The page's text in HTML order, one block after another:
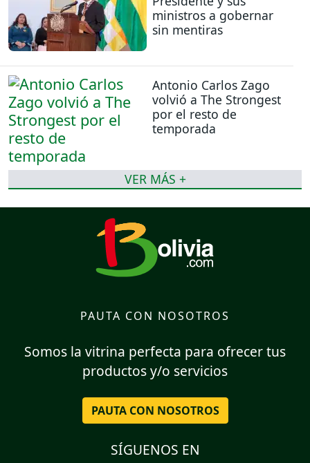
ministros a gobernar
sin mentiras
Antonio Carlos Zago
volvió a The Strongest
por el resto de
temporada
VER MÁS +
PAUTA CON NOSOTROS
Somos la vitrina perfecta para ofrecer tus
productos y/o servicios
PAUTA CON NOSOTROS
SÍGUENOS EN